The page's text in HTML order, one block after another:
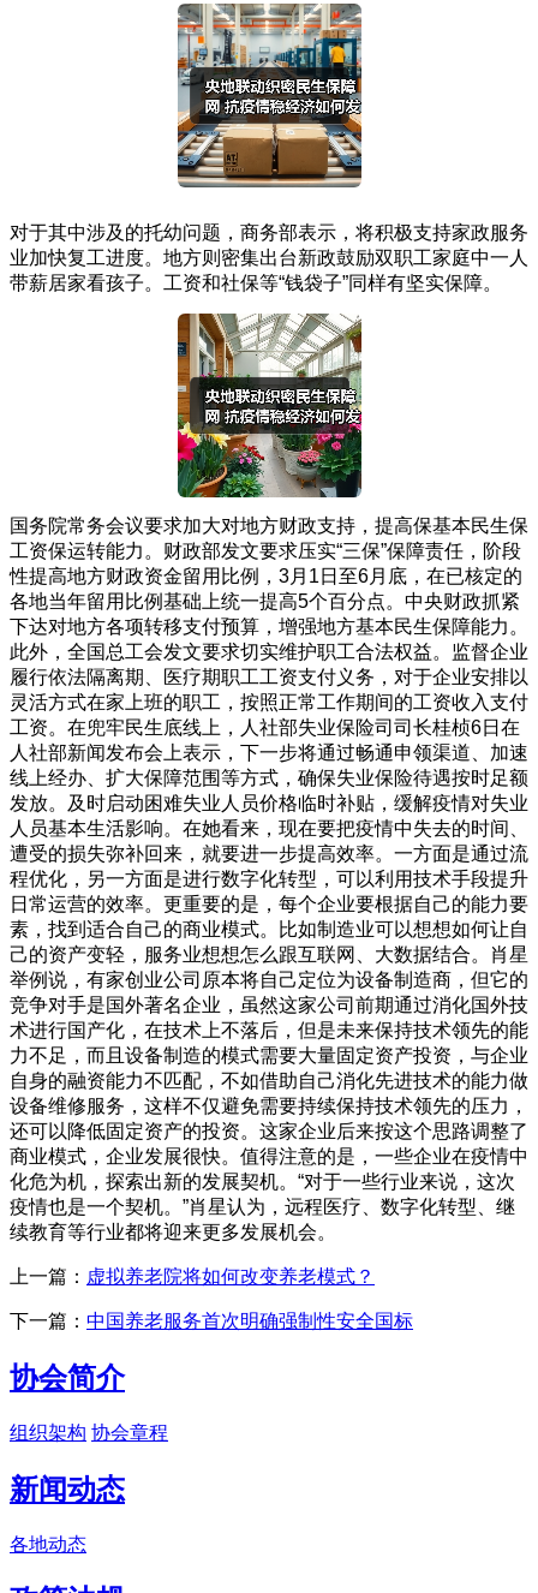
对于其中涉及的托幼问题，商务部表示，将积极支持家政服务
业加快复工进度。地方则密集出台新政鼓励双职工家庭中一人
带薪居家看孩子。工资和社保等“钱袋子”同样有坚实保障。
国务院常务会议要求加大对地方财政支持，提高保基本民生保
工资保运转能力。财政部发文要求压实“三保”保障责任，阶段
性提高地方财政资金留用比例，3月1日至6月底，在已核定的
各地当年留用比例基础上统一提高5个百分点。中央财政抓紧
下达对地方各项转移支付预算，增强地方基本民生保障能力。
此外，全国总工会发文要求切实维护职工合法权益。监督企业
履行依法隔离期、医疗期职工工资支付义务，对于企业安排以
灵活方式在家上班的职工，按照正常工作期间的工资收入支付
工资。在兜牢民生底线上，人社部失业保险司司长桂桢6日在
人社部新闻发布会上表示，下一步将通过畅通申领渠道、加速
线上经办、扩大保障范围等方式，确保失业保险待遇按时足额
发放。及时启动困难失业人员价格临时补贴，缓解疫情对失业
人员基本生活影响。在她看来，现在要把疫情中失去的时间、
遭受的损失弥补回来，就要进一步提高效率。一方面是通过流
程优化，另一方面是进行数字化转型，可以利用技术手段提升
日常运营的效率。更重要的是，每个企业要根据自己的能力要
素，找到适合自己的商业模式。比如制造业可以想想如何让自
己的资产变轻，服务业想想怎么跟互联网、大数据结合。肖星
举例说，有家创业公司原本将自己定位为设备制造商，但它的
竞争对手是国外著名企业，虽然这家公司前期通过消化国外技
术进行国产化，在技术上不落后，但是未来保持技术领先的能
力不足，而且设备制造的模式需要大量固定资产投资，与企业
自身的融资能力不匹配，不如借助自己消化先进技术的能力做
设备维修服务，这样不仅避免需要持续保持技术领先的压力，
还可以降低固定资产的投资。这家企业后来按这个思路调整了
商业模式，企业发展很快。值得注意的是，一些企业在疫情中
化危为机，探索出新的发展契机。“对于一些行业来说，这次
疫情也是一个契机。”肖星认为，远程医疗、数字化转型、继
续教育等行业都将迎来更多发展机会。
上一篇： 虚拟养老院将如何改变养老模式？
下一篇： 中国养老服务首次明确强制性安全国标
协会简介
组织架构 协会章程
新闻动态
各地动态